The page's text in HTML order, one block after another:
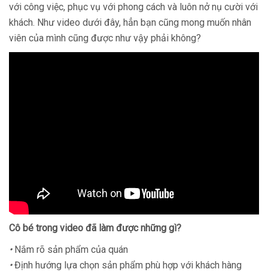
với công việc, phục vụ với phong cách và luôn nở nụ cười với
khách. Như video dưới đây, hẳn bạn cũng mong muốn nhân
viên của mình cũng được như vậy phải không?
Cô bé trong video đã làm được những gì?
•Nắm rõ sản phẩm của quán
•Định hướng lựa chọn sản phẩm phù hợp với khách hàng